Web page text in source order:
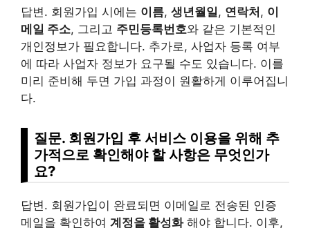
답변. 회원가입 시에는 이름, 생년월일, 연락처, 이
메일 주소, 그리고 주민등록번호와 같은 기본적인
개인정보가 필요합니다. 추가로, 사업자 등록 여부
에 따라 사업자 정보가 요구될 수도 있습니다. 이를
미리 준비해 두면 가입 과정이 원활하게 이루어집니
다.
질문. 회원가입 후 서비스 이용을 위해 추
가적으로 확인해야 할 사항은 무엇인가
요?
답변. 회원가입이 완료되면 이메일로 전송된 인증
메일을 확인하여 계정을 활성화해야 합니다. 이후,